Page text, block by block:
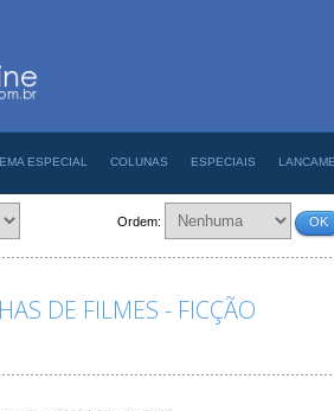
ESPECIAL COLUNAS ESPECIAIS
Ordem: OK
DE FILMES - FICÇÃO